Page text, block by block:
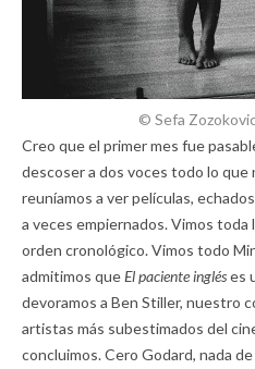
© Sefa
Creo que el primer mes fue
descoser a dos voces todo lo que
reuníamos a ver películas,
a veces empiernados. Vimos toda
orden cronológico. Vimos todo
admitimos queEl paciente ingléses
devoramos a Ben Stiller, nuestro
artistas más subestimados del
concluimos. Cero Godard, nada